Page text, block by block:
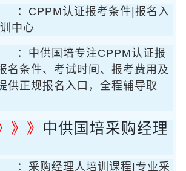
：CPPM认证报考条件|报名入
中心
：中供国培专注CPPM认证报
名条件、考试时间、报考费用及
供正规报名入口，全程辅导取
》》 中供国培采购经理
：采购经理人培训课程|专业采